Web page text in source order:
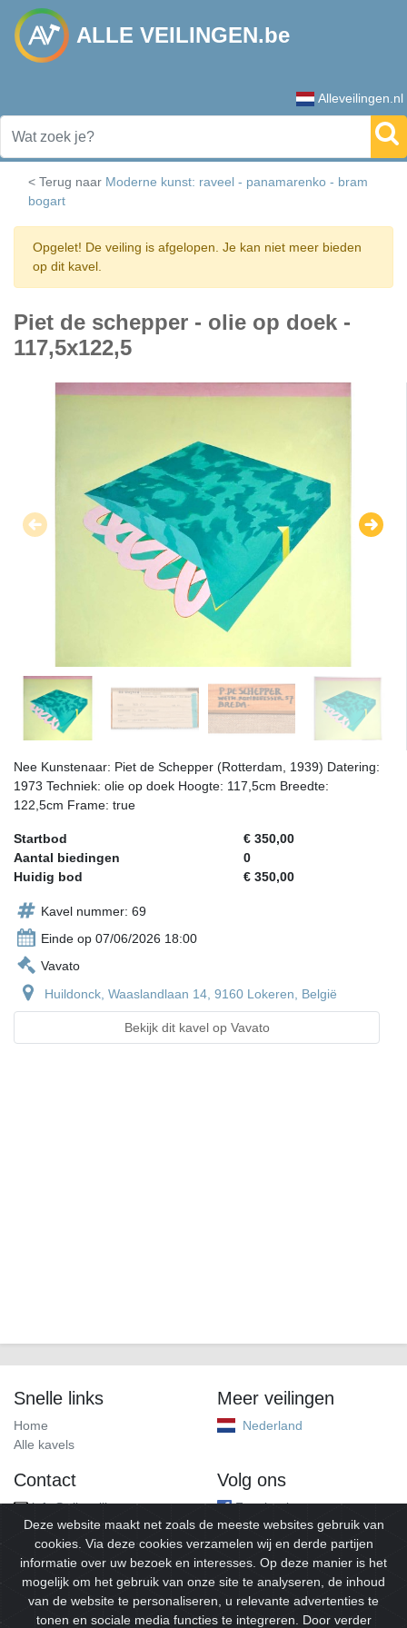
ALLE VEILINGEN.be
Alleveilingen.nl
< Terug naar Moderne kunst: raveel - panamarenko - bram
bogart
Opgelet! De veiling is afgelopen. Je kan niet meer bieden
op dit kavel.
Piet de schepper - olie op doek -
117,5x122,5
Nee Kunstenaar: Piet de Schepper (Rotterdam, 1939) Datering:
1973 Techniek: olie op doek Hoogte: 117,5cm Breedte:
122,5cm Frame: true
Startbod
€ 350,00
Aantal biedingen
0
Huidig bod
€ 350,00
Kavel nummer: 69
Einde op 07/06/2026 18:00
Vavato
Huildonck, Waaslandlaan 14, 9160 Lokeren, België
Bekijk dit kavel op Vavato
Snelle links
Home
Alle kavels
Meer veilingen
Nederland
Contact
info@alleveilingen.net
Volg ons
Facebook
Deze website maakt net zoals de meeste websites gebruik van
cookies. Via deze cookies verzamelen wij en derde partijen
informatie over uw bezoek en interesses. Op deze manier is het
mogelijk om het gebruik van onze site te analyseren, de inhoud
van de website te personaliseren, u relevante advertenties te
tonen en sociale media functies te integreren. Door verder